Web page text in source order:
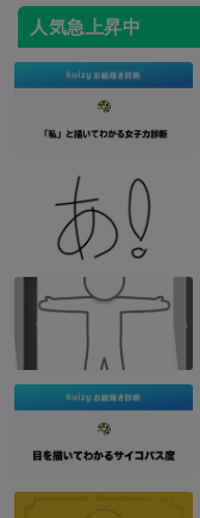
人気急上昇中